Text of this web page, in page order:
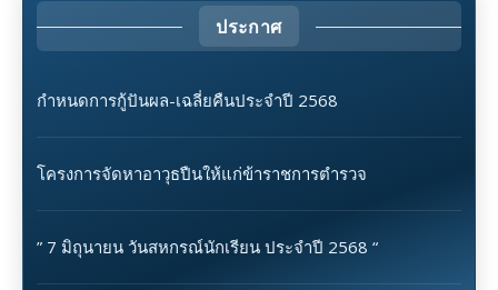
ประกาศ
กำหนดการกู้ปันผล-เฉลี่ยคืนประจำปี 2568
โครงการจัดหาอาวุธปืนให้แก่ข้าราชการตำรวจ
” 7 มิถุนายน วันสหกรณ์นักเรียน ประจำปี 2568 “